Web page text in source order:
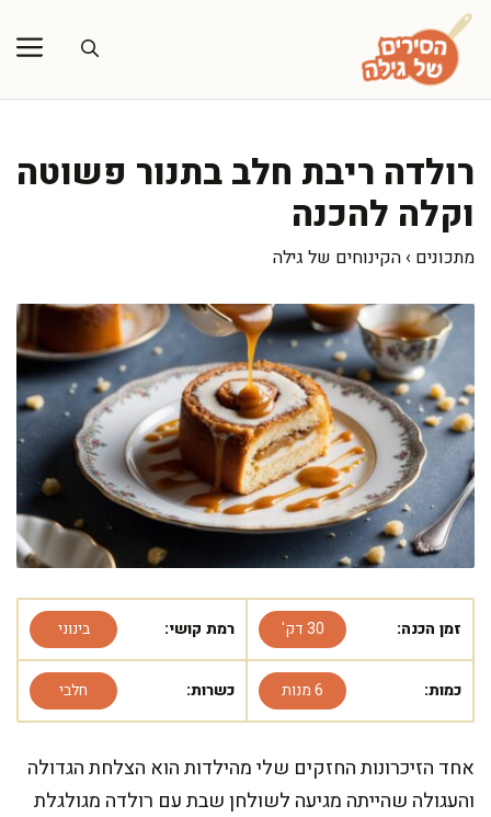
לדלג
לתוכן
רולדה ריבת חלב בתנור פשוטה
וקלה להכנה
מתכונים › הקינוחים של גילה
זמן הכנה: 30 דק' רמת קושי: בינוני
כמות: 6 מנות כשרות: חלבי
אחד הזיכרונות החזקים שלי מהילדות הוא הצלחת הגדולה
והעגולה שהייתה מגיעה לשולחן שבת עם רולדה מגולגלת